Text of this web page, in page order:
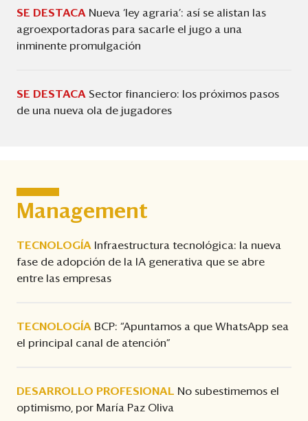
SE DESTACA Nueva ‘ley agraria’: así se alistan las
agroexportadoras para sacarle el jugo a una
inminente promulgación
SE DESTACA Sector financiero: los próximos pasos
de una nueva ola de jugadores
Management
TECNOLOGÍA
Infraestructura tecnológica: la nueva
fase de adopción de la IA generativa que se abre
entre las empresas
TECNOLOGÍA BCP: “Apuntamos a que WhatsApp sea
el principal canal de atención”
DESARROLLO PROFESIONAL No subestimemos el
optimismo, por María Paz Oliva